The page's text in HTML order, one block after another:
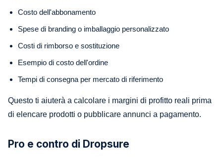
Costo dell'abbonamento
Spese di branding o imballaggio personalizzato
Costi di rimborso e sostituzione
Esempio di costo dell'ordine
Tempi di consegna per mercato di riferimento
Questo ti aiuterà a calcolare i margini di profitto reali prima
di elencare prodotti o pubblicare annunci a pagamento.
Pro e contro di Dropsure